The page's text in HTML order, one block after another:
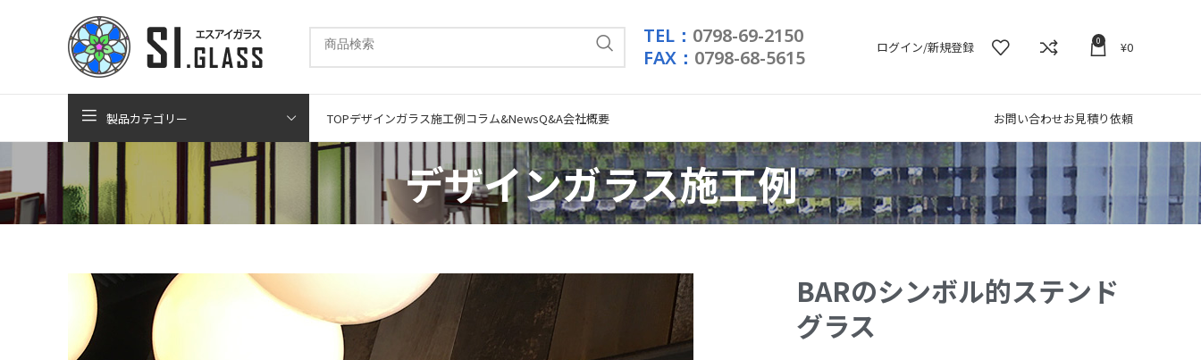
TEL： 0798-69-2150
FAX： 0798-68-5615 ログイン/新規登録 0 ¥0
製品カテゴリー TOPデザインガラス施工例コラム&NewsQ&A会社概要 お問い合わせお見積り依頼
デザインガラス施工例
BARのシンボル的ステンド
グラス